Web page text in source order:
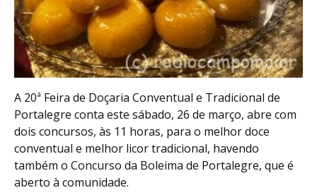
A 20ª Feira de Doçaria Conventual e Tradicional de
Portalegre conta este sábado, 26 de março, abre com
dois concursos, às 11 horas, para o melhor doce
conventual e melhor licor tradicional, havendo
também o Concurso da Boleima de Portalegre, que é
aberto à comunidade.